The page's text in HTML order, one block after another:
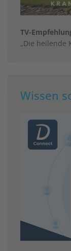
TV-
„Die heilende
Wissen